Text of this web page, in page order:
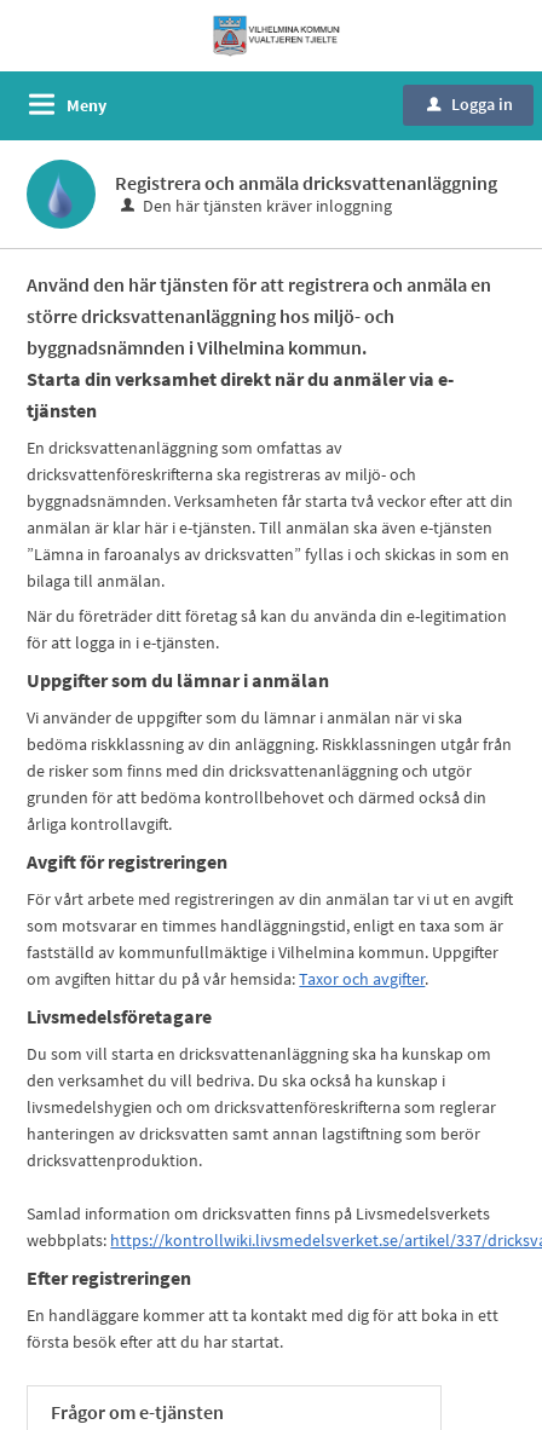
Meny u Logga in
Registrera och anmäla dricksvattenanläggning
Den här tjänsten kräver inloggning
Använd den här tjänsten för att registrera och anmäla en
större dricksvattenanläggning hos miljö- och
byggnadsnämnden i Vilhelmina kommun.
Starta din verksamhet direkt när du anmäler via e-
tjänsten
En dricksvattenanläggning som omfattas av
dricksvattenföreskrifterna ska registreras av miljö- och
byggnadsnämnden. Verksamheten får starta två veckor efter att din
anmälan är klar här i e-tjänsten. Till anmälan ska även e-tjänsten
”Lämna in faroanalys av dricksvatten” fyllas i och skickas in som en
bilaga till anmälan.
När du företräder ditt företag så kan du använda din e-legitimation
för att logga in i e-tjänsten.
Uppgifter som du lämnar i anmälan
Vi använder de uppgifter som du lämnar i anmälan när vi ska
bedöma riskklassning av din anläggning. Riskklassningen utgår från
de risker som finns med din dricksvattenanläggning och utgör
grunden för att bedöma kontrollbehovet och därmed också din
årliga kontrollavgift.
Avgift för registreringen
För vårt arbete med registreringen av din anmälan tar vi ut en avgift
som motsvarar en timmes handläggningstid, enligt en taxa som är
fastställd av kommunfullmäktige i Vilhelmina kommun. Uppgifter
om avgiften hittar du på vår hemsida:Taxor och avgifter.
Livsmedelsföretagare
Du som vill starta en dricksvattenanläggning ska ha kunskap om
den verksamhet du vill bedriva. Du ska också ha kunskap i
livsmedelshygien och om dricksvattenföreskrifterna som reglerar
hanteringen av dricksvatten samt annan lagstiftning som berör
dricksvattenproduktion.
Samlad information om dricksvatten finns på Livsmedelsverkets
webbplats: https://kontrollwiki.livsmedelsverket.se/artikel/337/
Efter registreringen
En handläggare kommer att ta kontakt med dig för att boka in ett
första besök efter att du har startat.
Frågor om e-tjänsten